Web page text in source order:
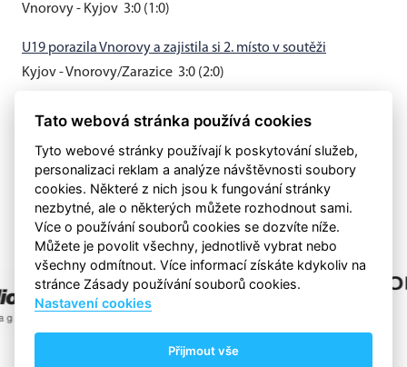
Vnorovy - Kyjov 3:0 (1:0)
U19 porazila Vnorovy a zajistila si 2. místo v soutěži
Kyjov - Vnorovy/Zarazice 3:0 (2:0)
Muži B vyhráli v Hovoranech 3:0
Tato webová stránka používá cookies
Tyto webové stránky používají k poskytování služeb,
personalizaci reklam a analýze návštěvnosti soubory
cookies. Některé z nich jsou k fungování stránky
nezbytné, ale o některých můžete rozhodnout sami.
Více o používání souborů cookies se dozvíte níže.
Můžete je povolit všechny, jednotlivě vybrat nebo
všechny odmítnout. Více informací získáte kdykoliv na
stránce Zásady používání souborů cookies.
Nastavení cookies
Přijmout vše